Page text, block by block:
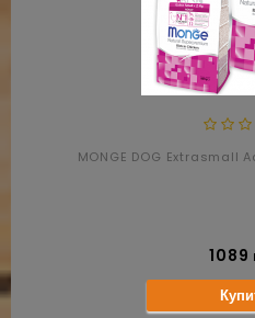
MONGE DOG Extrasmall
1089